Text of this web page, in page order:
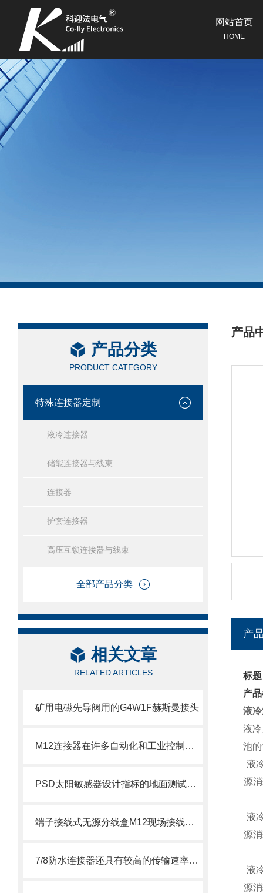
网站首页
HOME
产品分类
PRODUCT CATEGORY
特殊连接器定制
液冷连接器
储能连接器与线束
连接器
护套连接器
高压互锁连接器与线束
全部产品分类
相关文章
RELATED ARTICLES
矿用电磁先导阀用的G4W1F赫斯曼接头
M12连接器在许多自动化和工业控制应用中得到广泛应用
PSD太阳敏感器设计指标的地面测试验证-日光辐射太阳光模拟器
端子接线式无源分线盒M12现场接线式接插件
7/8防水连接器还具有较高的传输速率和稳定的信号质量
产品
/
产
标
产
液
液
池
液
源
液
源
液
源